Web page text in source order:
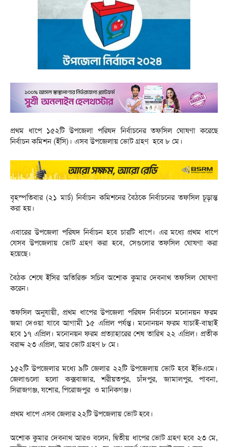
প্রথম ধাপে ১৫২টি উপজেলা পরিষদ নির্বাচনের তফসিল ঘোষণা করেছে
নির্বাচন কমিশন (ইসি)। এসব উপজেলায় ভোট গ্রহণ হবে ৮ মে।
বৃহস্পতিবার (২১ মার্চ) নির্বাচন কমিশনের বৈঠকে নির্বাচনের তফসিল চূড়ান্ত
করা হয়।
এবারের উপজেলা পরিষদ নির্বাচন হবে চারটি ধাপে। এর মধ্যে প্রথম ধাপে
যেসব উপজেলায় ভোট গ্রহণ করা হবে, সেগুলোর তফসিল ঘোষণা করা
হয়েছে।
বৈঠক শেষে ইসির অতিরিক্ত সচিব অশোক কুমার দেবনাথ তফসিল ঘোষণা
করেন।
তফসিল অনুযায়ী, প্রথম ধাপের উপজেলা পরিষদ নির্বাচনে মনোনয়ন ফরম
জমা দেওয়া যাবে আগামী ১৫ এপ্রিল পর্যন্ত। মনোনয়ন ফরম যাচাই-বাছাই
হবে ১৭ এপ্রিল। মনোনয়ন ফরম প্রত্যাহারের শেষ তারিখ ২২ এপ্রিল। প্রতীক
বরাদ্দ ২৩ এপ্রিল, আর ভোট গ্রহণ ৮ মে।
১৫২টি উপজেলার মধ্যে ৯টি জেলার ২২টি উপজেলায় ভোট হবে ইভিএমে।
জেলাগুলো হলো কক্সবাজার, শরীয়তপুর, চাঁদপুর, জামালপুর, পাবনা,
সিরাজগঞ্জ, যশোর, পিরোজপুর ও মানিকগঞ্জ।
প্রথম ধাপে এসব জেলার ২২টি উপজেলায় ভোট হবে।
অশোক কুমার দেবনাথ আরও বলেন, দ্বিতীয় ধাপের ভোট গ্রহণ হবে ২৩ মে,